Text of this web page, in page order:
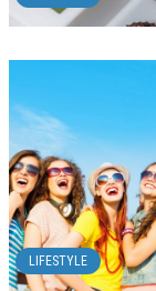
LIFESTYLE